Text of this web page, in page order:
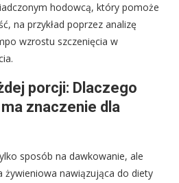
hodowcą, który pomoże
na przykład poprzez analizę
wzrostu szczenięcia w
porcji: Dlaczego
znaczenie dla
sposób na dawkowanie, ale
nawiązująca do diety